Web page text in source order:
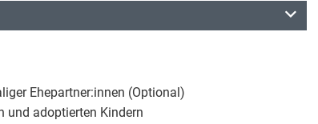
Ehepartner:innen (Optional)
und adoptierten Kindern